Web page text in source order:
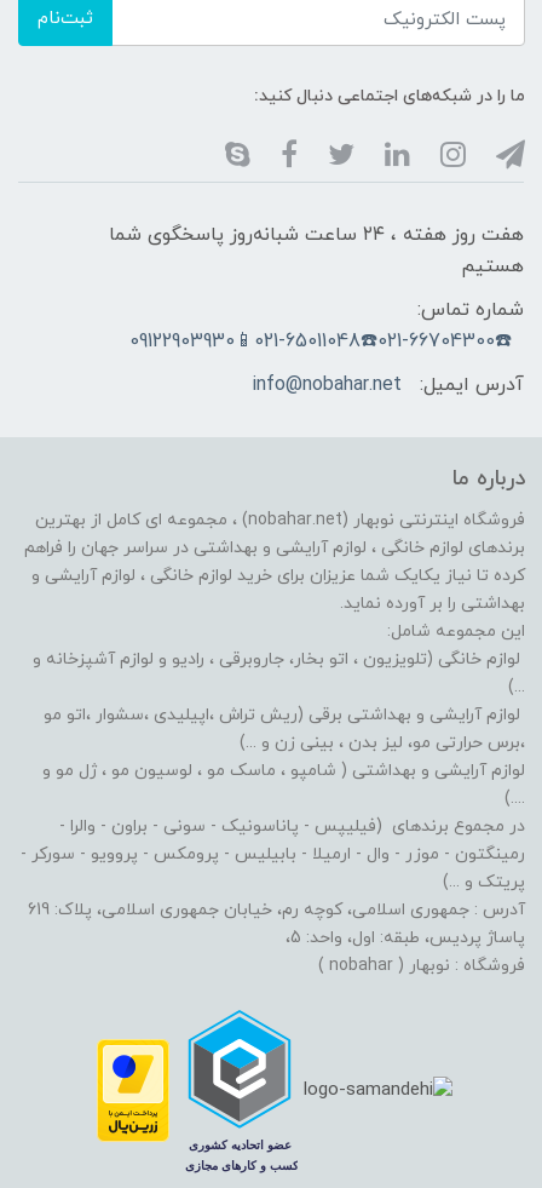
ثبت‌نام
ما را در شبکه‌های اجتماعی دنبال کنید:
هفت روز هفته ، ۲۴ ساعت شبانه‌روز پاسخگوی شما
هستیم
شماره تماس:
☎️021-66704300☎️021-65011048📱09122903930
آدرس ایمیل:
info@nobahar.net
درباره ما
فروشگاه اینترنتی نوبهار (nobahar.net) ، مجموعه ای کامل از بهترین
برندهای لوازم خانگی ، لوازم آرایشی و بهداشتی در سراسر جهان را فراهم
کرده تا نیاز یکایک شما عزیزان برای خرید لوازم خانگی ، لوازم آرایشی و
بهداشتی را بر آورده نماید.
این مجموعه شامل:
لوازم خانگی (تلویزیون ، اتو بخار، جاروبرقی ، رادیو و لوازم آشپزخانه و
...)
لوازم آرایشی و بهداشتی برقی (ریش تراش ،اپیلیدی ،سشوار ،اتو مو
،برس حرارتی مو، لیز بدن ، بینی زن و ...)
لوازم آرایشی و بهداشتی ( شامپو ، ماسک مو ، لوسیون مو ، ژل مو و
....)
در مجموع برندهای (فیلیپس - پاناسونیک - سونی - براون - والرا -
رمینگتون - موزر - وال - ارمیلا - بابیلیس - پرومکس - پروویو - سورکر -
پریتک و ...)
آدرس : جمهوری اسلامی، کوچه رم، خیابان جمهوری اسلامی، پلاک: 619
پاساژ پردیس، طبقه: اول، واحد: 5،
فروشگاه : نوبهار ( nobahar )